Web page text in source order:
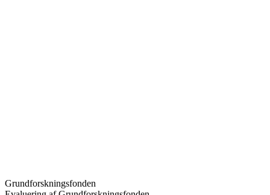
Grundforskningsfonden